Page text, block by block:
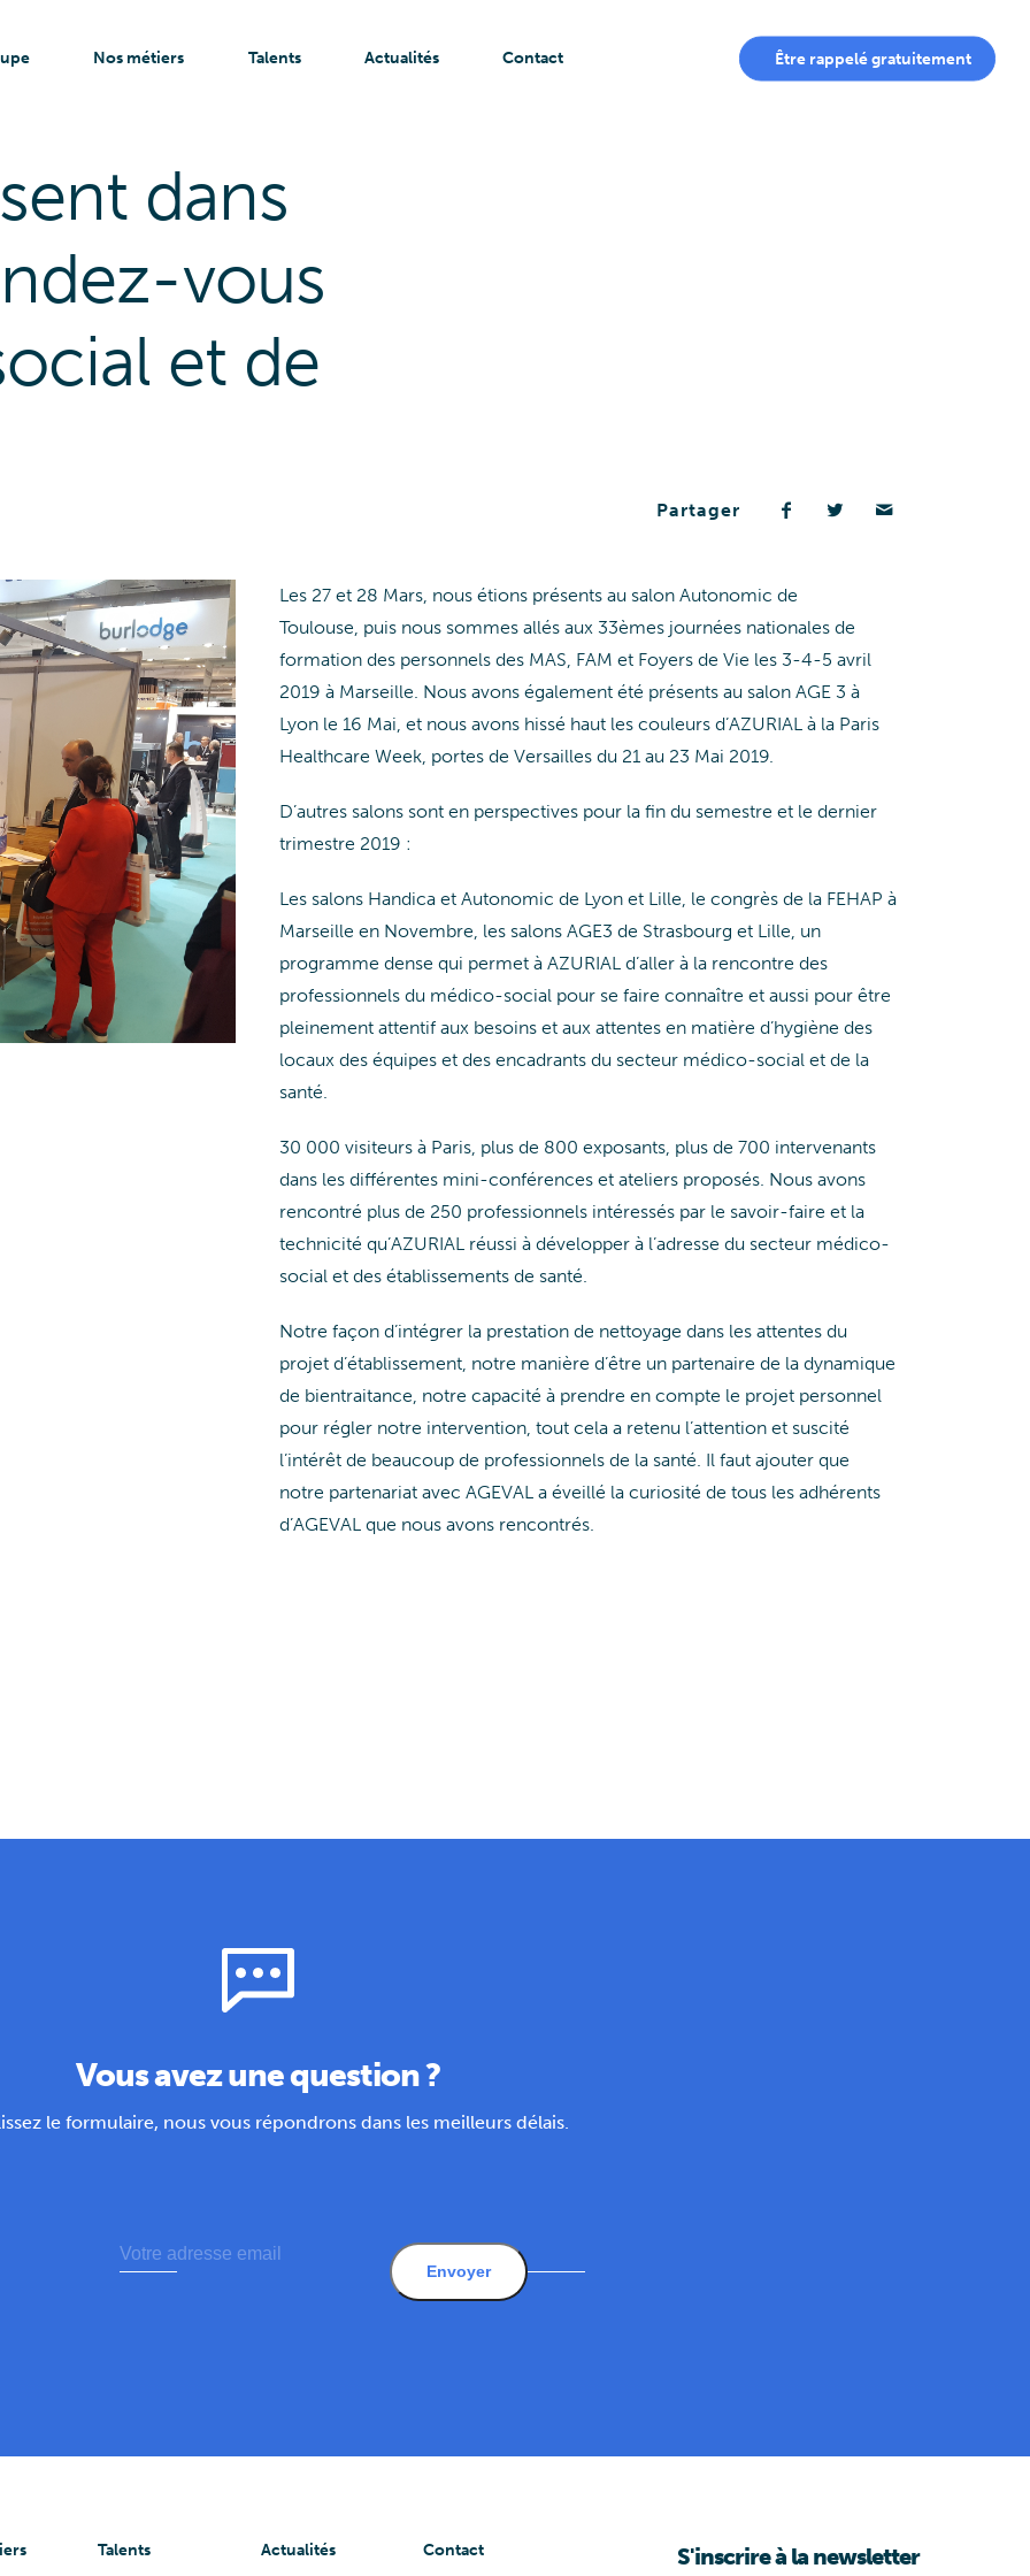
RSE
partenaires
Nos métiers
Tertiaire
Industries
Talents Actualités Contact Être rappelé gratuitement
dans
vous
et de
Partager
Les 27 et 28 Mars, nous étions présents au salon Autonomic de
Toulouse, puis nous sommes allés aux 33èmes journées nationales de
formation des personnels des MAS, FAM et Foyers de Vie les 3-4-5 avril
2019 à Marseille. Nous avons également été présents au salon AGE 3 à
Lyon le 16 Mai, et nous avons hissé haut les couleurs d’AZURIAL à la Paris
Healthcare Week, portes de Versailles du 21 au 23 Mai 2019.
D’autres salons sont en perspectives pour la fin du semestre et le dernier
trimestre 2019 :
Les salons Handica et Autonomic de Lyon et Lille, le congrès de la FEHAP à
Marseille en Novembre, les salons AGE3 de Strasbourg et Lille, un
programme dense qui permet à AZURIAL d’aller à la rencontre des
professionnels du médico-social pour se faire connaître et aussi pour être
pleinement attentif aux besoins et aux attentes en matière d’hygiène des
locaux des équipes et des encadrants du secteur médico-social et de la
santé.
30 000 visiteurs à Paris, plus de 800 exposants, plus de 700 intervenants
dans les différentes mini-conférences et ateliers proposés. Nous avons
rencontré plus de 250 professionnels intéressés par le savoir-faire et la
technicité qu’AZURIAL réussi à développer à l’adresse du secteur médico-
social et des établissements de santé.
Notre façon d’intégrer la prestation de nettoyage dans les attentes du
projet d’établissement, notre manière d’être un partenaire de la dynamique
de bientraitance, notre capacité à prendre en compte le projet personnel
pour régler notre intervention, tout cela a retenu l’attention et suscité
l’intérêt de beaucoup de professionnels de la santé. Il faut ajouter que
notre partenariat avec AGEVAL a éveillé la curiosité de tous les adhérents
d’AGEVAL que nous avons rencontrés.
Vous avez une question ?
le formulaire, nous vous répondrons dans les meilleurs délais.
Envoyer
Talents Actualités Contact S'inscrire à la newsletter